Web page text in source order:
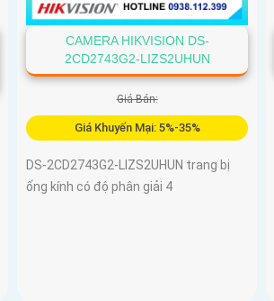
CAMERA HIKVISION DS-
2CD2743G2-LIZS2UHUN
Giá Bán:
Giá Khuyến Mại: 5%-35%
DS-2CD2743G2-LIZS2UHUN trang bị
ống kính có độ phân giải 4